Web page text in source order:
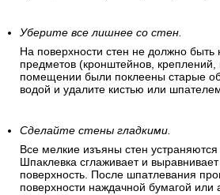
Уберите все лишнее со стен.
На поверхности стен не должно быть
предметов (кронштейнов, креплений,
помещении были поклеены старые
водой и удалите кистью или
Сделайте стены гладкими.
Все мелкие изъяны стен
Шпаклевка сглаживает и
поверхность. После шпатлевания
поверхности наждачной бумагой или